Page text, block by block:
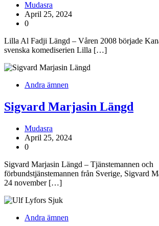
Mudasra
April 25, 2024
0
Lilla Al Fadji Längd – Våren 2008 började
svenska komediserien Lilla […]
Andra ämnen
Sigvard Marjasin Längd
Mudasra
April 25, 2024
0
Sigvard Marjasin Längd – Tjänstemannen och
förbundstjänstemannen från Sverige, Sigvard
24 november […]
Andra ämnen